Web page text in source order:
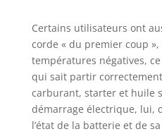
Certains utilisateurs ont
corde « du premier coup
températures négatives,
qui sait partir
carburant, starter et huile
démarrage électrique, lui,
l’état de la batterie et de